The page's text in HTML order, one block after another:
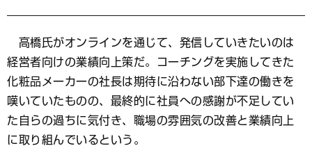
高橋氏がオンラインを通じて、発信していきたいのは
経営者向けの業績向上策だ。コーチングを実施してきた
化粧品メーカーの社長は期待に沿わない部下達の働きを
嘆いていたものの、最終的に社員への感謝が不足してい
た自らの過ちに気付き、職場の雰囲気の改善と業績向上
に取り組んでいるという。